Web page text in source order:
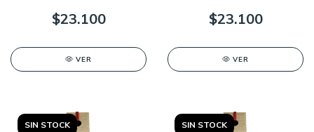
$23.100
VER
$23.100
VER
SIN STOCK SIN STOCK